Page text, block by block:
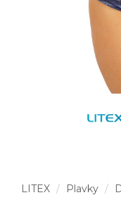
LITEX Plavky